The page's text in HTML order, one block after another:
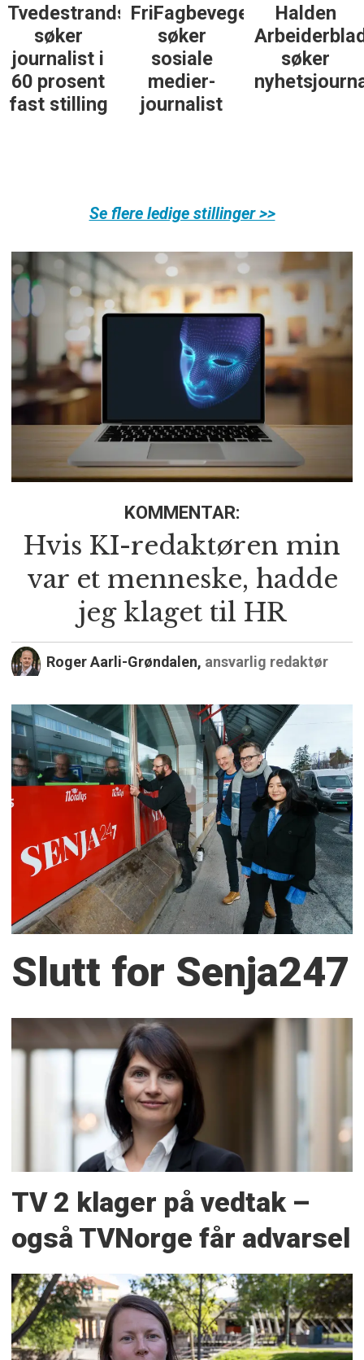
Tvedestrandsposten
søker
journalist i
60 prosent
fast stilling
FriFagbevegelse
søker
sosiale
medier-
journalist
Halden
søker
Se flere ledige stillinger >>
KOMMENTAR:
Hvis KI-redaktøren min
var et menneske, hadde
jeg klaget til HR
Roger Aarli-Grøndalen, ansvarlig redaktør
Slutt for Senja247
TV 2 klager på vedtak –
også TVNorge får advarsel